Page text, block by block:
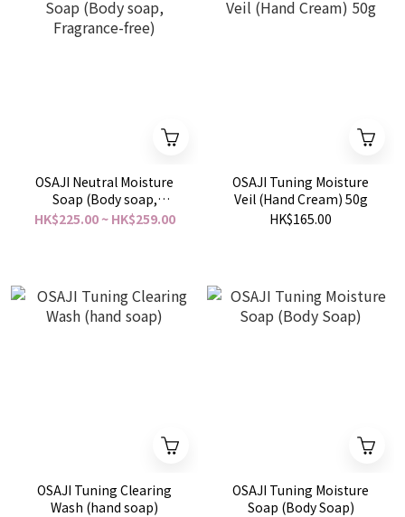
OSAJI Neutral Moisture
Soap (Body soap,
Fragrance-free)
HK$225.00 ~ HK$259.00
OSAJI Tuning Moisture
Veil (Hand Cream) 50g
HK$165.00
OSAJI Tuning Clearing
Wash (hand soap)
OSAJI Tuning Moisture
Soap (Body Soap)